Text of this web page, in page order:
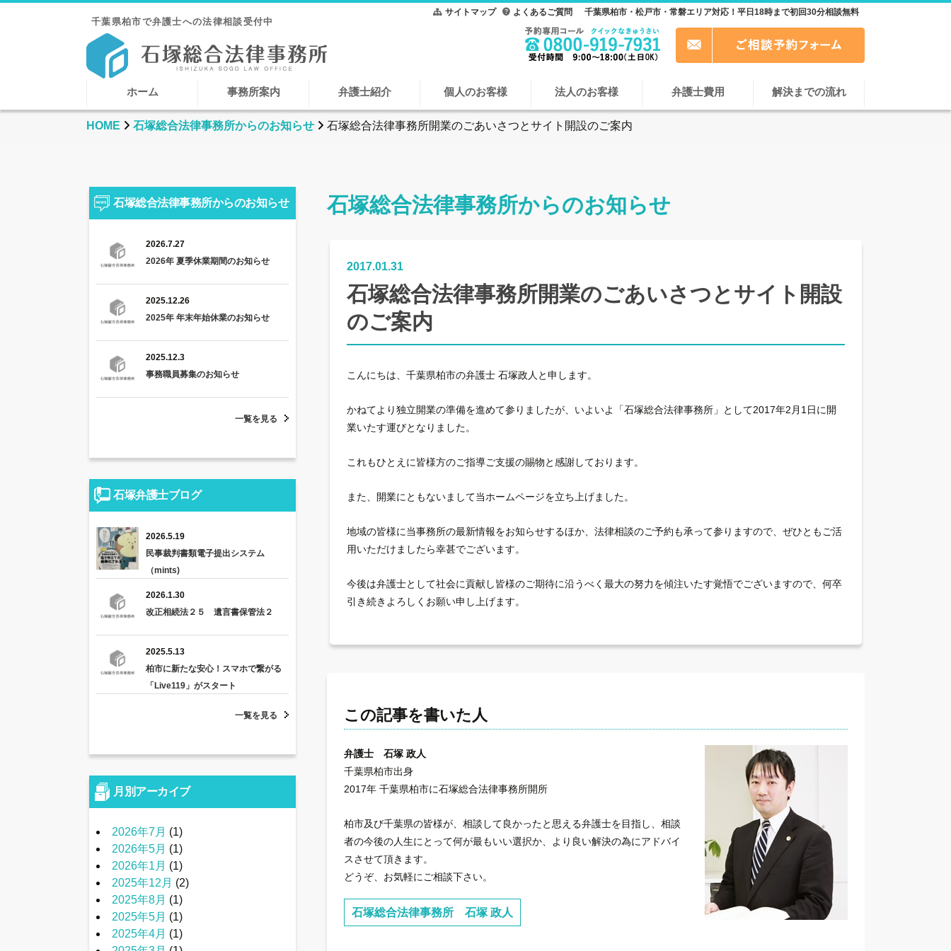
千葉県柏市で弁護士への法律相談受付中
サイトマップ よくあるご質問 千葉県柏市・松戸市・常磐エリア対応！平日18時まで初回30分相談無料
ホーム 事務所案内 弁護士紹介 個人のお客様 法人のお客様 弁護士費用 解決までの流れ
HOME 石塚総合法律事務所からのお知らせ 石塚総合法律事務所開業のごあいさつとサイト開設のご案内
石塚総合法律事務所からのお知らせ
2017.01.31
石塚総合法律事務所開業のごあいさつとサイト開設
のご案内
こんにちは、千葉県柏市の弁護士 石塚政人と申します。
かねてより独立開業の準備を進めて参りましたが、いよいよ「石塚総合法律事務所」として2017年2月1日に開
業いたす運びとなりました。
これもひとえに皆様方のご指導ご支援の賜物と感謝しております。
また、開業にともないまして当ホームページを立ち上げました。
地域の皆様に当事務所の最新情報をお知らせするほか、法律相談のご予約も承って参りますので、ぜひともご活
用いただけましたら幸甚でございます。
今後は弁護士として社会に貢献し皆様のご期待に沿うべく最大の努力を傾注いたす覚悟でございますので、何卒
引き続きよろしくお願い申し上げます。
この記事を書いた人
弁護士 石塚 政人
千葉県柏市出身
2017年 千葉県柏市に石塚総合法律事務所開所
柏市及び千葉県の皆様が、相談して良かったと思える弁護士を目指し、相談
者の今後の人生にとって何が最もいい選択か、より良い解決の為にアドバイ
スさせて頂きます。
どうぞ、お気軽にご相談下さい。
石塚総合法律事務所 石塚 政人
石塚総合法律事務所からのお知らせ
2026.7.27
2026年 夏季休業期間のお知らせ
2025.12.26
2025年 年末年始休業のお知らせ
2025.12.3
事務職員募集のお知らせ
一覧を見る
石塚弁護士ブログ
2026.5.19
民事裁判書類電子提出システム
（mints)
2026.1.30
改正相続法２５ 遺言書保管法２
2025.5.13
柏市に新たな安心！スマホで繋がる
「Live119」がスタート
一覧を見る
月別アーカイブ
2026年7月 (1)
2026年5月 (1)
2026年1月 (1)
2025年12月 (2)
2025年8月 (1)
2025年5月 (1)
2025年4月 (1)